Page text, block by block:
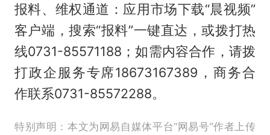
报料、维权通道：应用市场下载“晨视频”
客户端，搜索“报料”一键直达，或拨打热
线0731-85571188；如需内容合作，请拨
打政企服务专席18673167389，商务合
作联系0731-85572288。
特别声明：本文为网易自媒体平台“网易号”作者上传